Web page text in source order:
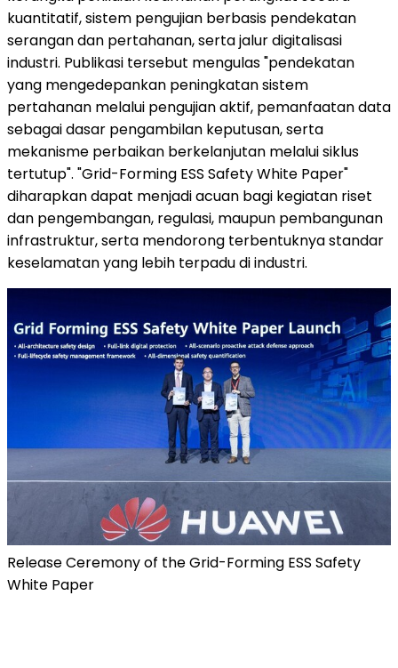
kuantitatif, sistem pengujian berbasis pendekatan
serangan dan pertahanan, serta jalur digitalisasi
industri. Publikasi tersebut mengulas "pendekatan
yang mengedepankan peningkatan sistem
pertahanan melalui pengujian aktif, pemanfaatan data
sebagai dasar pengambilan keputusan, serta
mekanisme perbaikan berkelanjutan melalui siklus
tertutup". "Grid-Forming ESS Safety White Paper"
diharapkan dapat menjadi acuan bagi kegiatan riset
dan pengembangan, regulasi, maupun pembangunan
infrastruktur, serta mendorong terbentuknya standar
keselamatan yang lebih terpadu di industri.
Release Ceremony of the Grid-Forming ESS Safety
White Paper